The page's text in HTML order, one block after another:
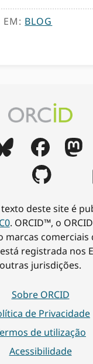
EM: BLOG
texto deste site é
. ORCID™, o
marcas comerciais
registrada nos
outras jurisdições.
Sobre ORCID
de Privacidade
de utilização
Acessibilidade